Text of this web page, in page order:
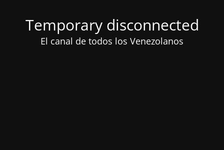
Temporary disconnected
El canal de todos los Venezolanos